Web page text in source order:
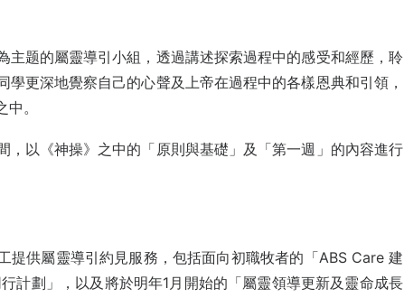
主题的屬靈導引小組，透過講述探索過程中的感受和經歷，聆
更深地覺察自己的心聲及上帝在過程中的各樣恩典和引領，
。
，以《神操》之中的「原則與基礎」及「第一週」的內容進行
提供屬靈導引約見服務，包括面向初職牧者的「ABS Care 建
計劃」，以及將於明年1月開始的「屬靈領導更新及靈命成長